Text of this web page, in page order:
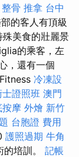
整骨 推拿 台中
的客人有頂級
美食的壯麗景
的乘客，左
，還有一個
冷凍設
證照班 澳門
按摩 外燴 新竹
台胞證 費用
護照過期 牛角
培訓。 記帳